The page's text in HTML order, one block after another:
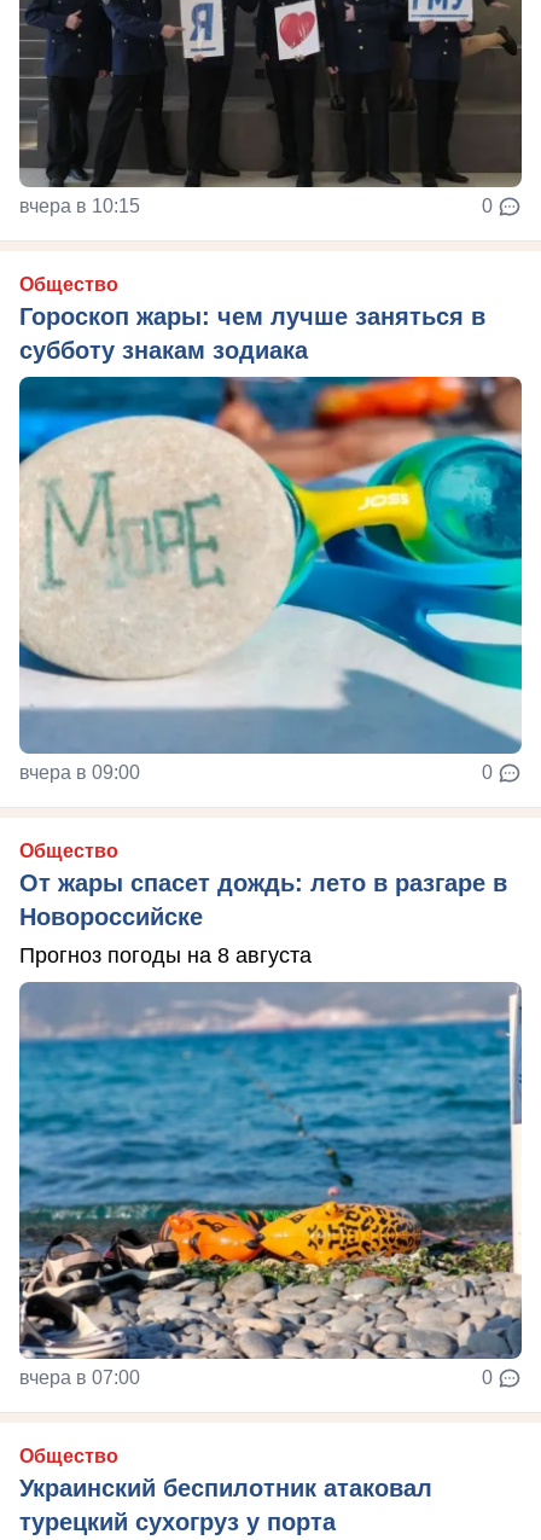
вчера в 10:15 0
Общество
Гороскоп жары: чем лучше заняться в
субботу знакам зодиака
вчера в 09:00 0
Общество
От жары спасет дождь: лето в разгаре в
Новороссийске
Прогноз погоды на 8 августа
вчера в 07:00 0
Общество
Украинский беспилотник атаковал
турецкий сухогруз у порта